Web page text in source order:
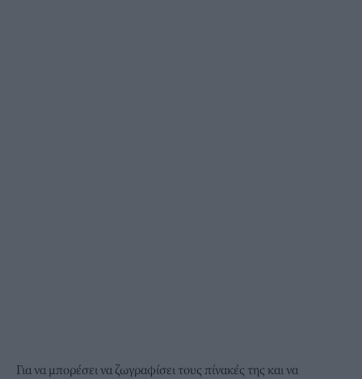
Για να μπορέσει να ζωγραφίσει τους πίνακές της και να